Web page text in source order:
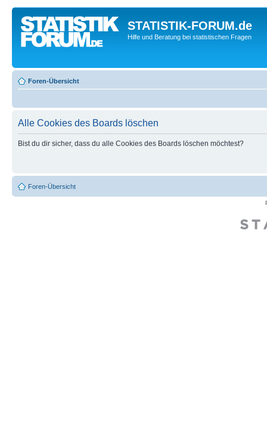
STATISTIK-FORUM.de
Hilfe und Beratung bei statistischen Fragen
Foren-Übersicht
Alle Cookies des Boards löschen
Bist du dir sicher, dass du alle Cookies des Boards löschen möchtest?
Foren-Übersicht